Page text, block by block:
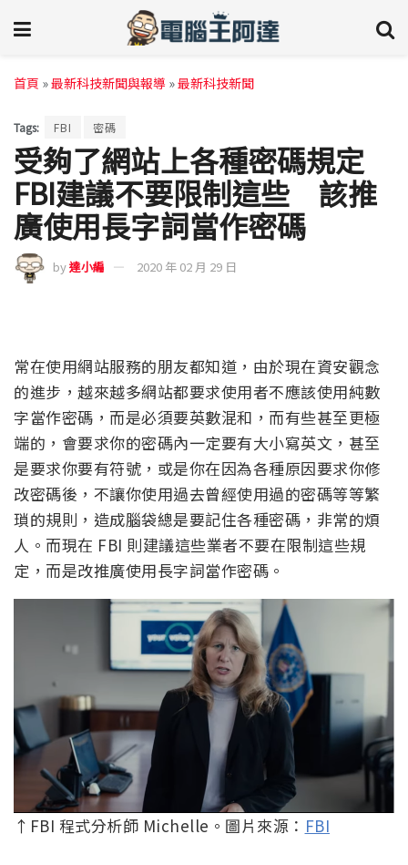
首頁 »最新科技新聞與報導 »最新科技新聞
Tags: FBI 密碼
受夠了網站上各種密碼規定
FBI建議不要限制這些 該推
廣使用長字詞當作密碼
by達小編 2020 年 02 月 29 日
常在使用網站服務的朋友都知道，由於現在資安觀念
的進步，越來越多網站都要求使用者不應該使用純數
字當作密碼，而是必須要英數混和，而有些甚至更極
端的，會要求你的密碼內一定要有大小寫英文，甚至
是要求你要有符號，或是你在因為各種原因要求你修
改密碼後，不讓你使用過去曾經使用過的密碼等等繁
瑣的規則，造成腦袋總是要記住各種密碼，非常的煩
人。而現在 FBI 則建議這些業者不要在限制這些規
定，而是改推廣使用長字詞當作密碼。
↑FBI 程式分析師 Michelle。圖片來源： FBI